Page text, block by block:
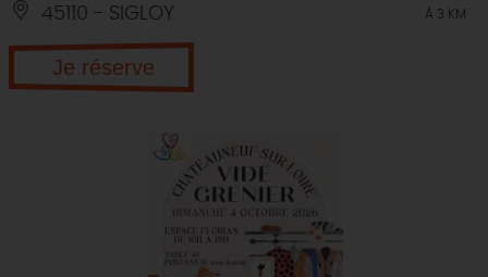
45110 - SIGLOY À 3 KM
Je réserve